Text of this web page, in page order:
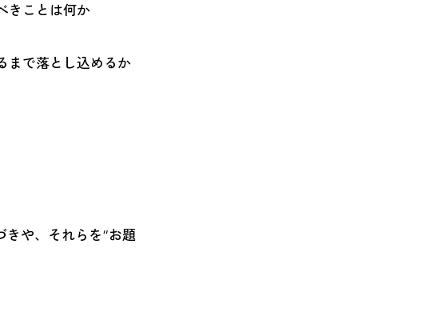
きことは何か
まで落とし込めるか
や、それらを“お題